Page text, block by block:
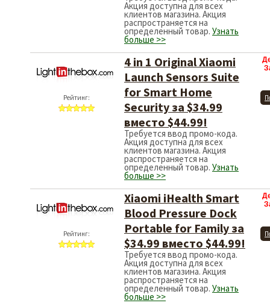
Акция доступна для всех
клиентов магазина. Акция
распространяется на
определенный товар. Узнать
больше >>
Рейтинг:
4 in 1 Original Xiaomi
Launch Sensors Suite
for Smart Home
Security за $34.99
вместо $44.99!
Требуется ввод промо-кода.
Акция доступна для всех
клиентов магазина. Акция
распространяется на
определенный товар. Узнать
больше >>
Рейтинг:
Xiaomi iHealth Smart
Blood Pressure Dock
Portable for Family за
$34.99 вместо $44.99!
Требуется ввод промо-кода.
Акция доступна для всех
клиентов магазина. Акция
распространяется на
определенный товар. Узнать
больше >>